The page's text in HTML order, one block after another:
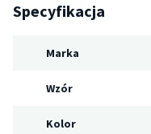
Specyfikacja
Marka
Wzór
Kolor